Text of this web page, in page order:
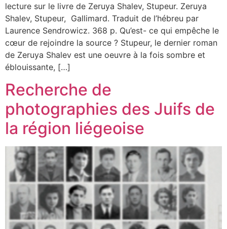
lecture sur le livre de Zeruya Shalev, Stupeur. Zeruya
Shalev, Stupeur, Gallimard. Traduit de l’hébreu par
Laurence Sendrowicz. 368 p. Qu’est- ce qui empêche le
cœur de rejoindre la source ? Stupeur, le dernier roman
de Zeruya Shalev est une oeuvre à la fois sombre et
éblouissante, […]
Recherche de
photographies des Juifs de
la région liégeoise